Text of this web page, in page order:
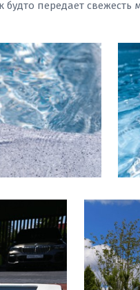
передает свежесть